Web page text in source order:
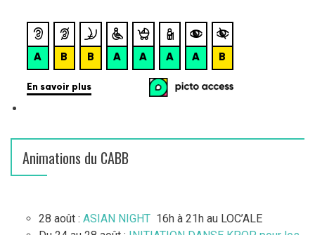
Animations du CABB
28 août : ASIAN NIGHT 16h à 21h au LOC’ALE